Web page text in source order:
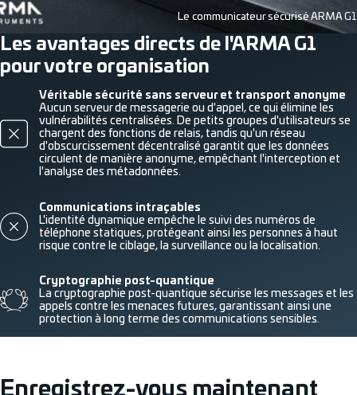
Le communicateur sécurisé ARMA G1
Les avantages directs de l'ARMA G1
pour votre organisation
Véritable sécurité sans serveur et transport anonyme
Aucun serveur de messagerie ou d'appel, ce qui élimine les
vulnérabilités centralisées. De petits groupes d'utilisateurs se
chargent des fonctions de relais, tandis qu'un réseau
d'obscurcissement décentralisé garantit que les données
circulent de manière anonyme, empêchant l'interception et
l'analyse des métadonnées.
Communications intraçables
L'identité dynamique empêche le suivi des numéros de
téléphone statiques, protégeant ainsi les personnes à haut
risque contre le ciblage, la surveillance ou la localisation.
Cryptographie post-quantique
La cryptographie post-quantique sécurise les messages et les
appels contre les menaces futures, garantissant ainsi une
protection à long terme des communications sensibles.
Enregistrez-vous maintenant